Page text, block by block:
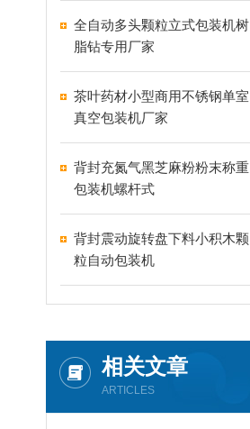
全自动多头颗粒立式包装机树
脂钻专用厂家
茶叶药材小型商用不锈钢单室
真空包装机厂家
背封充氮气黑芝麻粉粉末称重
包装机螺杆式
背封震动旋转盘下料小积木颗
粒自动包装机
相关文章
ARTICLES